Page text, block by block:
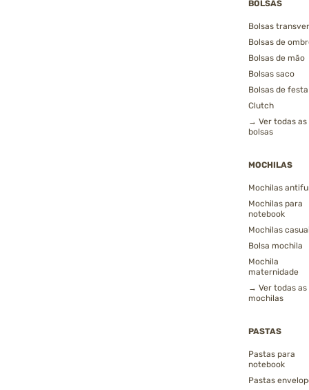
BOLSAS
Bolsas
Bolsas de
Bolsas de mão
Bolsas saco
Bolsas de festa
Clutch
→ Ver todas as
bolsas
MOCHILAS
Mochilas
Mochilas para
notebook
Mochilas
Bolsa mochila
Mochila
maternidade
→ Ver todas as
mochilas
PASTAS
Pastas para
notebook
Pastas